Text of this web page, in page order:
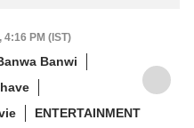
4:16 PM (IST)
Banwi
ENTERTAINMENT